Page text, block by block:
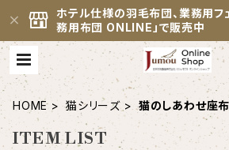
ホテル仕様の羽毛布団、業務用フ
務用布団 ONLINE」で販売中
HOME 猫シリーズ 猫のしあわせ座
ITEM LIST